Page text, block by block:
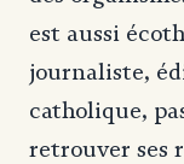
est aussi
journaliste,
catholique,
retrouver ses